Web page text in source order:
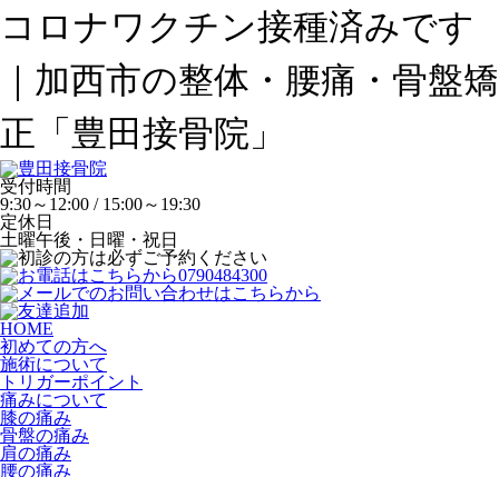
コロナワクチン接種済みです
｜加西市の整体・腰痛・骨盤矯
正「豊田接骨院」
受付時間
9:30～12:00 / 15:00～19:30
定休日
土曜午後・日曜・祝日
HOME
初めての方へ
施術について
トリガーポイント
痛みについて
膝の痛み
骨盤の痛み
肩の痛み
腰の痛み